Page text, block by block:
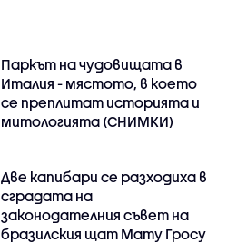
Паркът на чудовищата в
Италия - мястото, в което
се преплитат историята и
митологията (СНИМКИ)
Две капибари се разходиха в
сградата на
законодателния съвет на
бразилския щат Мату Гросу